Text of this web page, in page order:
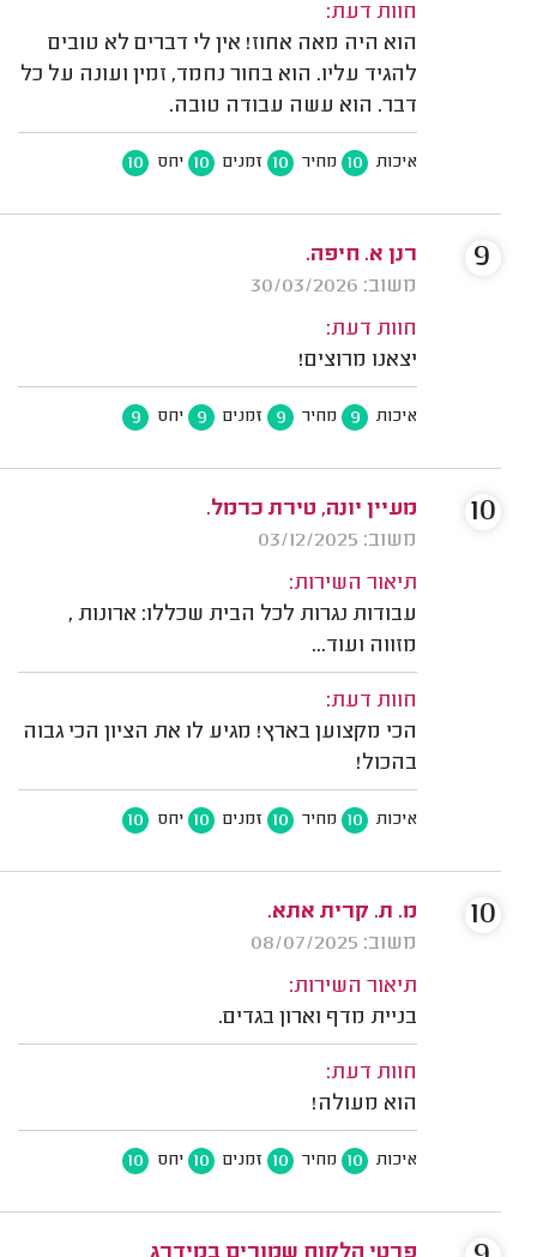
חוות דעת:
הוא היה מאה אחוז! אין לי דברים לא טובים
להגיד עליו. הוא בחור נחמד, זמין ועונה על כל
דבר. הוא עשה עבודה טובה.
איכות 10 מחיר 10 זמנים 10 יחס 10
רנן א. חיפה.
משוב: 30/03/2026
חוות דעת:
יצאנו מרוצים!
איכות 9 מחיר 9 זמנים 9 יחס 9
9
מעיין יונה, טירת כרמל.
משוב: 03/12/2025
תיאור השירות:
עבודות נגרות לכל הבית שכללו: ארונות ,
מזווה ועוד...
חוות דעת:
הכי מקצוען בארץ! מגיע לו את הציון הכי גבוה
בהכול!
איכות 10 מחיר 10 זמנים 10 יחס 10
10
מ. ת. קרית אתא.
משוב: 08/07/2025
תיאור השירות:
בניית מדף וארון בגדים.
חוות דעת:
הוא מעולה!
איכות 10 מחיר 10 זמנים 10 יחס 10
10